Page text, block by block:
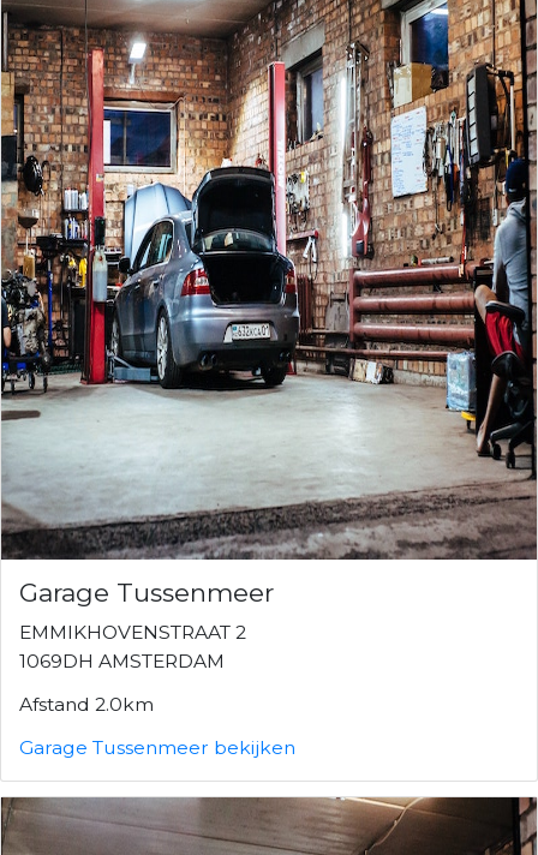
Garage Tussenmeer
EMMIKHOVENSTRAAT 2
1069DH AMSTERDAM
Afstand 2.0km
Garage Tussenmeer bekijken